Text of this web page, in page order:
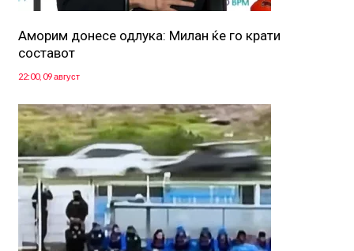
Аморим донесе одлука: Милан ќе го крати
составот
22:00, 09 август